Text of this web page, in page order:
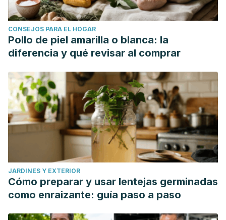
CONSEJOS PARA EL HOGAR
Pollo de piel amarilla o blanca: la
diferencia y qué revisar al comprar
JARDINES Y EXTERIOR
Cómo preparar y usar lentejas germinadas
como enraizante: guía paso a paso